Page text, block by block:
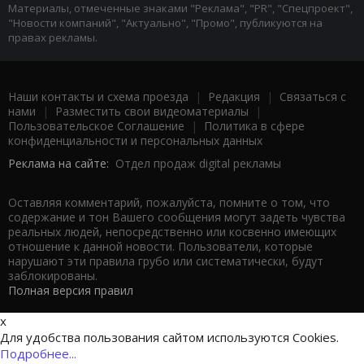
Материалы, отмеченные знаками "Реклама", "PR", "Спецпроект",
"Новости компаний", "Актуально", "Промо", публикуются на
правах рекламы.
Наши контакты и схема проезда | Редакция | Связаться с
нами | Разместить свои видеоматериалы |
Пользовательское Соглашение |
Политика в сфере
конфиденциальности и персональных данных
Реклама на сайте: Отдел продаж digital рекламы
Оставляя комментарий, пожалуйста, помните о том, что
содержание и тон Вашего сообщения могут задеть чувства
реальных людей, непосредственно или косвенно имеющих
отношение к данной новости. Пользователи, которые
нарушают эти правила грубо или систематически, будут
заблокированы.
Полная версия правил
x
Для удобства пользования сайтом используются Cookies.
Подробнее...